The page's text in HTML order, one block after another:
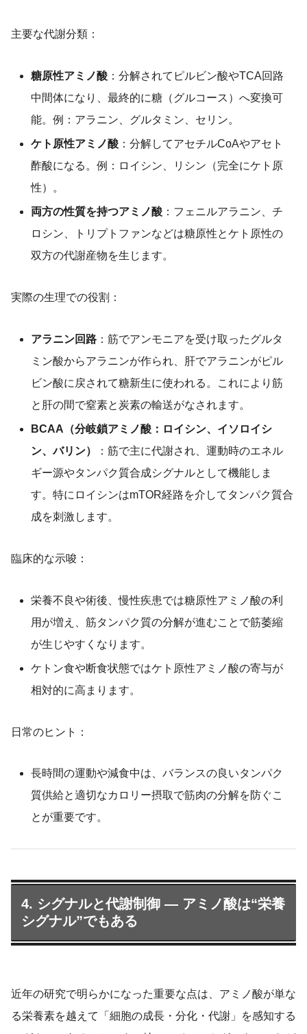
主要な代謝分類：
糖原性アミノ酸 ：分解されてピルビン酸やTCA回路
中間体になり、最終的に糖（グルコース）へ変換可
能。例：アラニン、グルタミン、セリン。
ケト原性アミノ酸 ：分解してアセチルCoAやアセト
酢酸になる。例：ロイシン、リシン（完全にケト原
性）。
両方の性質を持つアミノ酸 ：フェニルアラニン、チ
ロシン、トリプトファンなどは糖原性とケト原性の
双方の代謝産物を生じます。
実際の生理での役割：
アラニン回路 ：筋でアンモニアを受け取ったグルタ
ミン酸からアラニンが作られ、肝でアラニンがピル
ビン酸に戻されて糖新生に使われる。これにより筋
と肝の間で窒素と炭素の輸送がなされます。
BCAA（分岐鎖アミノ酸：ロイシン、イソロイシ
ン、バリン）
：筋で主に代謝され、運動時のエネル
ギー源やタンパク質合成シグナルとして機能しま
す。特にロイシンはmTOR経路を介してタンパク質合
成を刺激します。
臨床的な示唆：
栄養不良や術後、慢性疾患では糖原性アミノ酸の利
用が増え、筋タンパク質の分解が進むことで筋萎縮
が生じやすくなります。
ケトン食や断食状態ではケト原性アミノ酸の寄与が
相対的に高まります。
日常のヒント：
長時間の運動や減食中は、バランスの良いタンパク
質供給と適切なカロリー摂取で筋肉の分解を防ぐこ
とが重要です。
4. シグナルと代謝制御 — アミノ酸は“栄養
シグナル”でもある
近年の研究で明らかになった重要な点は、アミノ酸が単な
る栄養素を越えて「細胞の成長・分化・代謝」を感知する